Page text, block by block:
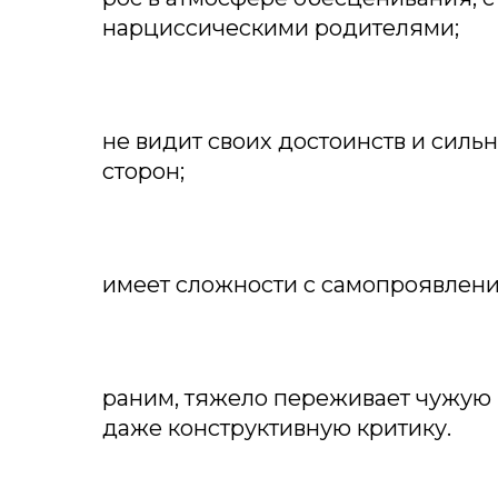
нарциссическими родителями;
не видит своих достоинств и
сторон;
имеет сложности с
раним, тяжело переживает чужую
даже конструктивную критику.